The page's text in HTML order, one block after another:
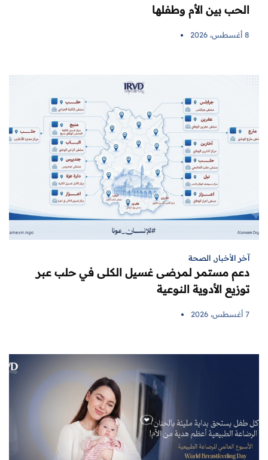
الحب بين الأم وطفلها
8 أغسطس، 2026
آخر الأخبار, الصحة
دعم مستمر لمرضى غسيل الكلى في حلب عبر
توزيع الأدوية النوعية
7 أغسطس، 2026